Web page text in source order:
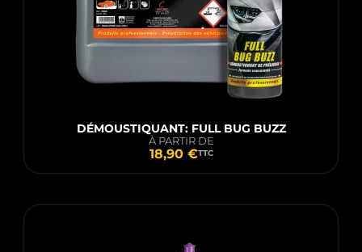
DÉMOUSTIQUANT: FULL BUG BUZZ
À PARTIR DE
18,90 €TTC